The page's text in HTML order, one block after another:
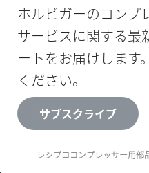
ホルビガーのコンプ
サービスに関する最
ートをお届けします
ください。
サブスクライブ
レシプロコンプレッサー用部